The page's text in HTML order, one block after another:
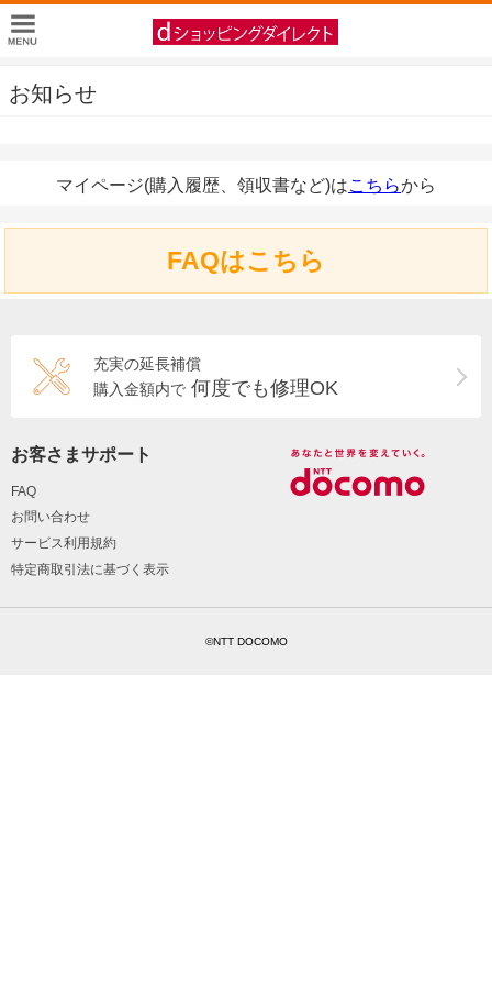
お知らせ
マイページ(購入履歴、領収書など)はこちらから
FAQはこちら
充実の延長補償
購入金額内で 何度でも修理OK
お客さまサポート
FAQ
お問い合わせ
サービス利用規約
特定商取引法に基づく表示
©NTT DOCOMO